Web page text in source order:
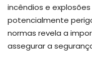
incêndios e
potencialmente
normas revela a
assegurar a